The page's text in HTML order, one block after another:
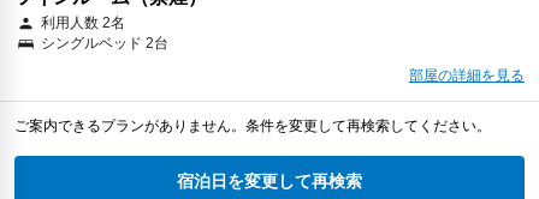
利用人数 2名
シングルベッド 2台
部屋の詳細を見る
ご案内できるプランがありません。条件を変更して再検索してください。
宿泊日を変更して再検索